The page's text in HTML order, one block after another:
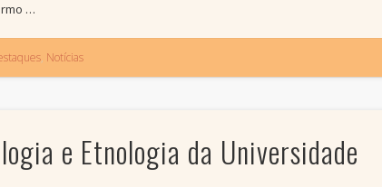
…
, Notícias
e Etnologia da Universidade